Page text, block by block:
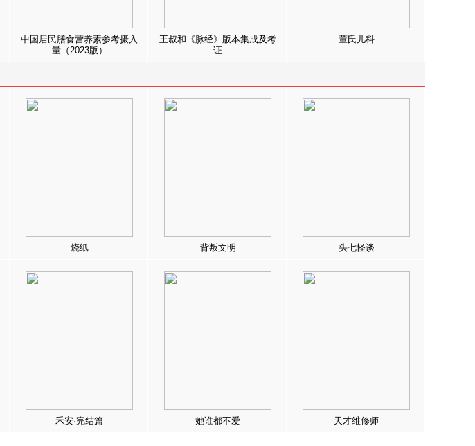
中国居民膳食营养素参考摄入
量（2023版）
王叔和《脉经》版本集成及考
证
董氏儿科
烧纸 背叛文明 头七怪谈
禾安·完结篇 她谁都不爱 天才维修师